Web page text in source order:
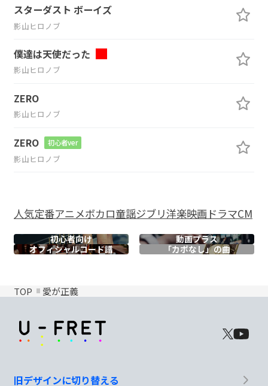
スターダスト ボーイズ
影山ヒロノブ
僕達は天使だった
影山ヒロノブ
ZERO
影山ヒロノブ
ZERO 初心者ver
影山ヒロノブ
人気定番アニメボカロ童謡ジブリ洋楽映画ドラマCM
初心者向け
動画プラス
オフィシャルコード譜 「カポなし」の曲
TOP 愛が正義
旧デザインに切り替える